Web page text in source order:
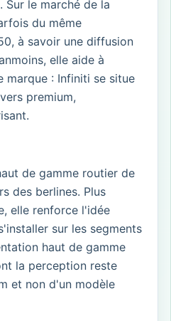
Sur le marché de la
du même
à savoir une diffusion
elle aide à
marque : Infiniti se situe
premium,
de gamme routier de
des berlines. Plus
elle renforce l'idée
sur les segments
haut de gamme
la perception reste
et non d'un modèle